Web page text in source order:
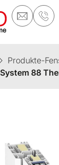
Produkte-
System 88